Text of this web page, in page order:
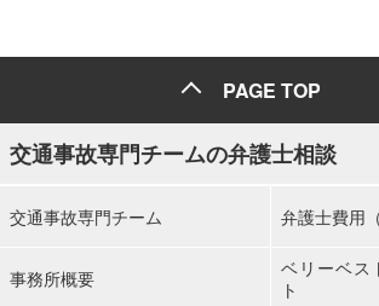
PAGE TOP
交通事故専門チームの弁護士相談
交通事故専門チーム 弁護士費用
事務所概要
ベリーベス
ト